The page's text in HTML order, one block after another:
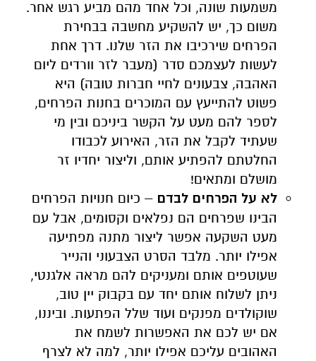
משמעות שונה, וכל אחד מהם מביע רגש אחר.
משום כך, יש להשקיע מחשבה בבחירת
הפרחים שירכיבו את הזר שלנו. דרך אחת
לעשות לעצמכם סדר (מעבר לזר וורדים ליום
האהבה, צבעונים לחיי חברות טובה) היא
פשוט להתייעץ עם המוכרים בחנות הפרחים,
לספר להם מעט על הקשר ביניכם ובין מי
שעתיד לקבל את הזר, האירוע לכבודו
החלטתם להפתיע אותם, וליצור יחדיו זר
מושלם ומתאים!
לא על הפרחים לבדם – כיום חנויות הפרחים
הבינו שפרחים הם נפלאים וקסומים, אבל עם
מעט השקעה אפשר ליצור מתנה מפתיעה
אפילו יותר. מלבד הסרט הצבעוני והנייר
שעוטפים אותם ומעניקים להם מראה אלגנטי,
ניתן לשלוח אותם יחד עם בקבוק יין טוב,
שוקולדים מפנקים ועוד שלל הפתעות. וביננו,
אם יש לכם את האפשרות לשמח את
האהובים עליכם אפילו יותר, למה לא לצרף